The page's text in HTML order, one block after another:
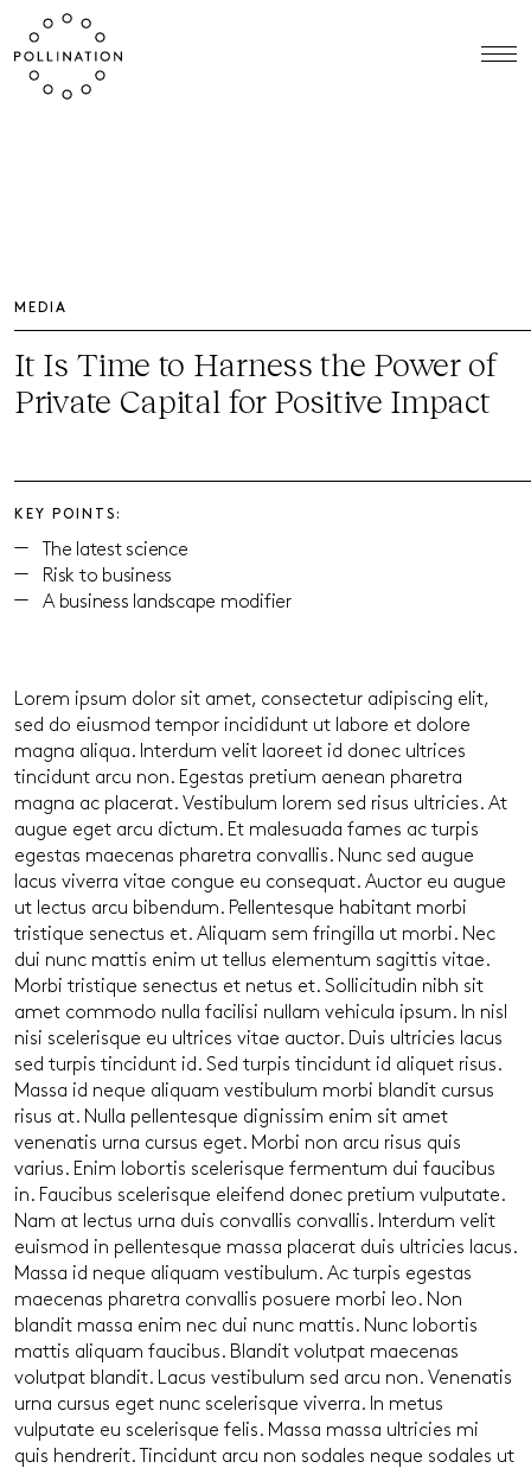
MEDIA
It Is Time to Harness the Power of
Private Capital for Positive Impact
KEY POINTS:
The latest science
Risk to business
A business landscape modifier
Lorem ipsum dolor sit amet, consectetur adipiscing elit,
sed do eiusmod tempor incididunt ut labore et dolore
magna aliqua. Interdum velit laoreet id donec ultrices
tincidunt arcu non. Egestas pretium aenean pharetra
magna ac placerat. Vestibulum lorem sed risus ultricies. At
augue eget arcu dictum. Et malesuada fames ac turpis
egestas maecenas pharetra convallis. Nunc sed augue
lacus viverra vitae congue eu consequat. Auctor eu augue
ut lectus arcu bibendum. Pellentesque habitant morbi
tristique senectus et. Aliquam sem fringilla ut morbi. Nec
dui nunc mattis enim ut tellus elementum sagittis vitae.
Morbi tristique senectus et netus et. Sollicitudin nibh sit
amet commodo nulla facilisi nullam vehicula ipsum. In nisl
nisi scelerisque eu ultrices vitae auctor. Duis ultricies lacus
sed turpis tincidunt id. Sed turpis tincidunt id aliquet risus.
Massa id neque aliquam vestibulum morbi blandit cursus
risus at. Nulla pellentesque dignissim enim sit amet
venenatis urna cursus eget. Morbi non arcu risus quis
varius. Enim lobortis scelerisque fermentum dui faucibus
in. Faucibus scelerisque eleifend donec pretium vulputate.
Nam at lectus urna duis convallis convallis. Interdum velit
euismod in pellentesque massa placerat duis ultricies lacus.
Massa id neque aliquam vestibulum. Ac turpis egestas
maecenas pharetra convallis posuere morbi leo. Non
blandit massa enim nec dui nunc mattis. Nunc lobortis
mattis aliquam faucibus. Blandit volutpat maecenas
volutpat blandit. Lacus vestibulum sed arcu non. Venenatis
urna cursus eget nunc scelerisque viverra. In metus
vulputate eu scelerisque felis. Massa massa ultricies mi
quis hendrerit. Tincidunt arcu non sodales neque sodales ut